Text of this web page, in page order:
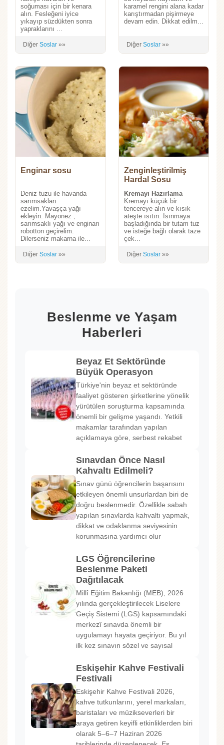
soğuması için bir kenara
alın. Fesleğeni iyice
yıkayıp süzdükten sonra
yapraklarını ...
Diğer Soslar »»
karamel rengini alana kadar
karıştırmadan pişirmeye
devam edin. Dikkat edilm...
Diğer Soslar»»
Enginar sosu
Deniz tuzu ile havanda
sarımsakları
ezelim.Yavaşça yağı
ekleyin. Mayonez ,
sarımsaklı yağı ve enginarı
robotton geçirelim.
Dilerseniz makarna ile...
Diğer Soslar »»
Zenginleştirilmiş
Hardal Sosu
Kremayı Hazırlama
Kremayı küçük bir
tencereye alın ve kısık
ateşte ısıtın. Isınmaya
başladığında bir tutam tuz
ve isteğe bağlı olarak taze
çek...
Diğer Soslar»»
Beslenme ve Yaşam
Haberleri
Beyaz Et Sektöründe
Büyük Operasyon
Türkiye'nin beyaz et sektöründe
faaliyet gösteren şirketlerine yönelik
yürütülen soruşturma kapsamında
önemli bir gelişme yaşandı. Yetkili
makamlar tarafından yapılan
açıklamaya göre, serbest rekabet
Sınavdan Önce Nasıl
Kahvaltı Edilmeli?
Sınav günü öğrencilerin başarısını
etkileyen önemli unsurlardan biri de
doğru beslenmedir. Özellikle sabah
yapılan sınavlarda kahvaltı yapmak,
dikkat ve odaklanma seviyesinin
korunmasına yardımcı olur
LGS Öğrencilerine
Beslenme Paketi
Dağıtılacak
Millî Eğitim Bakanlığı (MEB), 2026
yılında gerçekleştirilecek Liselere
Geçiş Sistemi (LGS) kapsamındaki
merkezî sınavda önemli bir
uygulamayı hayata geçiriyor. Bu yıl
ilk kez sınavın sözel ve sayısal
Eskişehir Kahve Festivali
Festivali
Eskişehir Kahve Festivali 2026,
kahve tutkunlarını, yerel markaları,
baristaları ve müzikseverleri bir
araya getiren keyifli etkinliklerden biri
olarak 5–6–7 Haziran 2026